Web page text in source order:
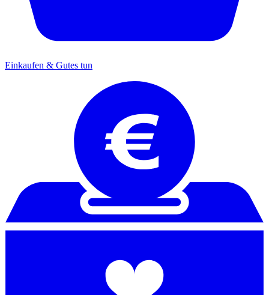
Einkaufen & Gutes tun